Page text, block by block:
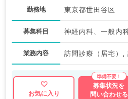
勤務地 東京都世田谷区
募集科目
業務内容
お気に入り
募集状況を
問い合わせる